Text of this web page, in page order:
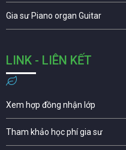
Gia sư Piano organ Guitar
LINK - LIÊN KẾT
Xem hợp đồng nhận lớp
Tham khảo học phí gia sư